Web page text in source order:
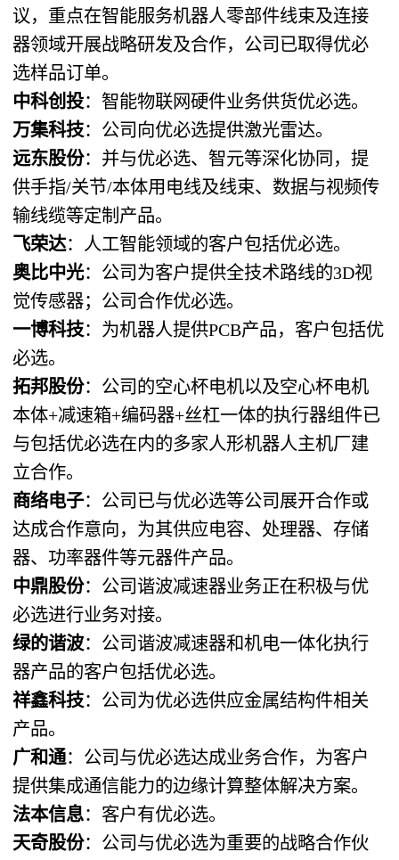
议，重点在智能服务机器人零部件线束及连接
器领域开展战略研发及合作，公司已取得优必
选样品订单。
中科创投：智能物联网硬件业务供货优必选。
万集科技：公司向优必选提供激光雷达。
远东股份：并与优必选、智元等深化协同，提
供手指/关节/本体用电线及线束、数据与视频传
输线缆等定制产品。
飞荣达：人工智能领域的客户包括优必选。
奥比中光：公司为客户提供全技术路线的3D视
觉传感器；公司合作优必选。
一博科技：为机器人提供PCB产品，客户包括优
必选。
拓邦股份：公司的空心杯电机以及空心杯电机
本体+减速箱+编码器+丝杠一体的执行器组件已
与包括优必选在内的多家人形机器人主机厂建
立合作。
商络电子：公司已与优必选等公司展开合作或
达成合作意向，为其供应电容、处理器、存储
器、功率器件等元器件产品。
中鼎股份：公司谐波减速器业务正在积极与优
必选进行业务对接。
绿的谐波：公司谐波减速器和机电一体化执行
器产品的客户包括优必选。
祥鑫科技：公司为优必选供应金属结构件相关
产品。
广和通：公司与优必选达成业务合作，为客户
提供集成通信能力的边缘计算整体解决方案。
法本信息：客户有优必选。
天奇股份：公司与优必选为重要的战略合作伙